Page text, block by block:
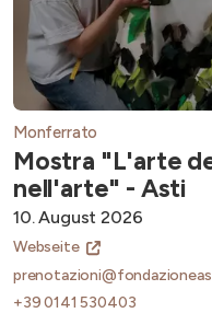
Monferrato
Mostra "L'arte
nell'arte" - Asti
10. August 2026
Webseite
+39 0141 530403